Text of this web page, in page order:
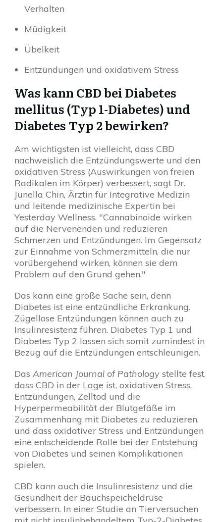
Verhalten
Müdigkeit
Übelkeit
Entzündungen und oxidativem Stress
Was kann CBD bei Diabetes
mellitus (Typ 1-Diabetes) und
Diabetes Typ 2 bewirken?
Am wichtigsten ist vielleicht, dass CBD
nachweislich die Entzündungswerte und den
oxidativen Stress (Auswirkungen von freien
Radikalen im Körper) verbessert, sagt Dr.
Junella Chin, Ärztin für Integrative Medizin
und leitende medizinische Expertin bei
Yesterday Wellness. "Cannabinoide wirken
auf die Nervenenden und reduzieren
Schmerzen und Entzündungen. Im Gegensatz
zur Einnahme von Schmerzmitteln, die nur
vorübergehend wirken, können sie dem
Problem auf den Grund gehen."
Das kann eine große Sache sein, denn
Diabetes ist eine entzündliche Erkrankung.
Zügellose Entzündungen können auch zu
Insulinresistenz führen. Diabetes Typ 1 und
Diabetes Typ 2 lassen sich somit zumindest in
Bezug auf die Entzündungen entschleunigen.
Das American Journal of Pathology stellte fest,
dass CBD in der Lage ist, oxidativen Stress,
Entzündungen, Zelltod und die
Hyperpermeabilität der Blutgefäße im
Zusammenhang mit Diabetes zu reduzieren,
und dass oxidativer Stress und Entzündungen
eine entscheidende Rolle bei der Entstehung
von Diabetes und seinen Komplikationen
spielen.
CBD kann auch die Insulinresistenz und die
Gesundheit der Bauchspeicheldrüse
verbessern. In einer Studie an Tierversuchen